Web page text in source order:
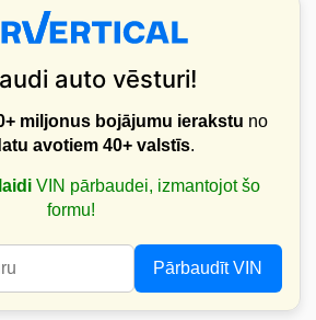
auto vēsturi!
miljonus bojājumu ierakstu no
avotiem 40+ valstīs.
VIN pārbaudei, izmantojot šo
formu!
Pārbaudīt VIN